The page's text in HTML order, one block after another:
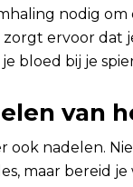
nodig
ervoor dat
bloed bij je
van
ook nadelen.
maar bereid je